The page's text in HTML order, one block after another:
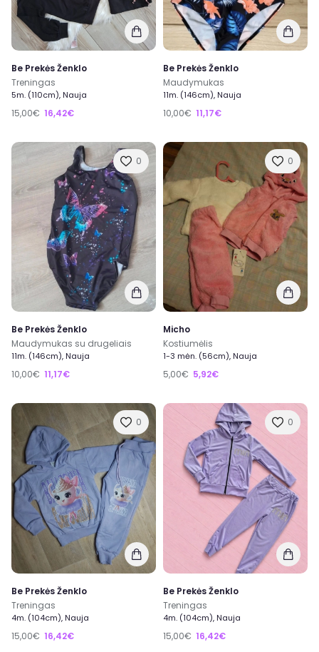
Be Prekės Ženklo
Treningas
5m. (110cm), Nauja
15,00€ 16,42€
Be Prekės Ženklo
Maudymukas
11m. (146cm), Nauja
10,00€ 11,17€
0
Be Prekės Ženklo
Maudymukas su drugeliais
11m. (146cm), Nauja
10,00€ 11,17€
0
Micho
Kostiumėlis
1-3 mėn. (56cm), Nauja
5,00€ 5,92€
0
Be Prekės Ženklo
Treningas
4m. (104cm), Nauja
15,00€ 16,42€
0
Be Prekės Ženklo
Treningas
4m. (104cm), Nauja
15,00€ 16,42€